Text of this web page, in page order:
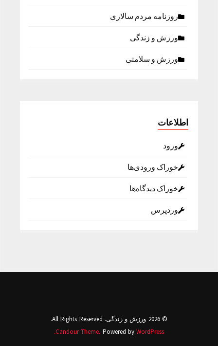
روزنامه مردم سالاری
ورزش و زندگی
ورزش و سلامتی
اطلاعات
ورود
خوراک ورودی‌ها
خوراک دیدگاه‌ها
وردپرس
© 2026 ورزش و زندگی. All Rights Reserved.
Candour Theme. Powered byWordPress.